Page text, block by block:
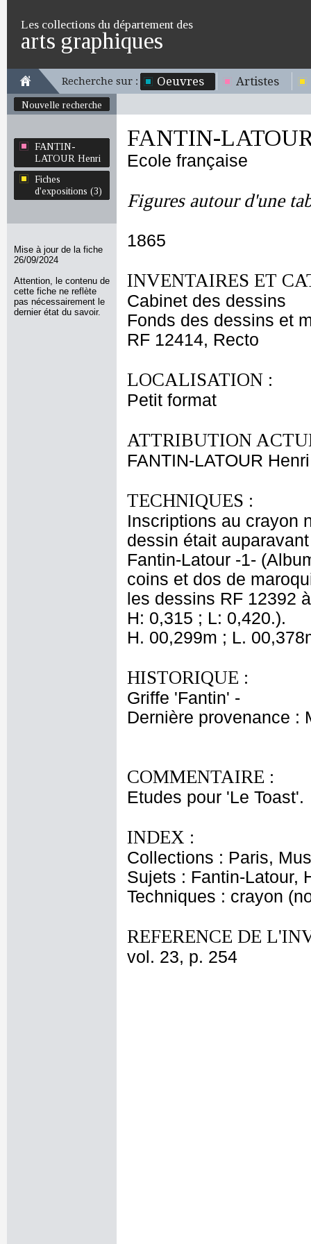
Les collections du département des
arts graphiques
Recherche sur : Oeuvres Artistes
Nouvelle recherche
FANTIN-
LATOUR Henri
Fiches
d'expositions (3)
Mise à jour de la fiche
26/09/2024
Attention, le contenu de
cette fiche ne reflète
pas nécessairement le
dernier état du savoir.
FANTIN-
Ecole française
Figures autour d'une
1865
INVENTAIRES ET
Cabinet des dessins
Fonds des dessins et
RF 12414, Recto
LOCALISATION :
Petit format
ATTRIBUTION
FANTIN-LATOUR Henri
TECHNIQUES :
Inscriptions au crayon
dessin était
Fantin-Latour -1-
coins et dos de
les dessins RF 12392
H: 0,315 ; L: 0,420.).
H. 00,299m ; L.
HISTORIQUE :
Griffe 'Fantin' -
Dernière provenance :
COMMENTAIRE :
Etudes pour 'Le Toast'.
INDEX :
Collections : Paris,
Sujets : Fantin-Latour,
Techniques : crayon
REFERENCE DE
vol. 23, p. 254